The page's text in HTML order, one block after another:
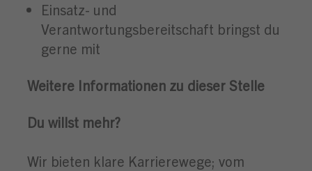
Einsatz- und
Verantwortungsbereitschaft bringst du
gerne mit
Weitere Informationen zu dieser Stelle
Du willst mehr?
Wir bieten klare Karrierewege; vom